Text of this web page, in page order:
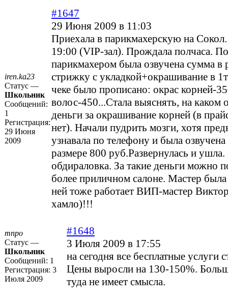
iren.ka23
Статус —
Школьник
Сообщений:
1
Регистрация:
29 Июня
2009
#1647
29 Июня 2009 в 11:03
Приехала в парикмахерскую на
19:00 (VIP-зал). Прождала полчаса.
парикмахером была озвучена сумма в
стрижку с укладкой+окрашивание в
чеке было прописано: окрас корней-
волос-450...Стала выяснять, на каком
деньги за окрашивание корней (в
нет). Начали пудрить мозги, хотя
узнавала по телефону и была
размере 800 руб.Развернулась и
обдираловка. За такие деньги можно
более приличном салоне. Мастер
ней тоже работает ВИП-мастер
хамло)!!!
тпро
Статус —
Школьник
Сообщений: 1
Регистрация: 3
Июля 2009
#1648
3 Июля 2009 в 17:55
на сегодня все бесплатные услуги
Цены выросли на 130-150%.
туда не имеет смысла.